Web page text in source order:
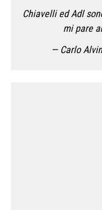
Chiavelli ed Adl
mi pare
— Carlo